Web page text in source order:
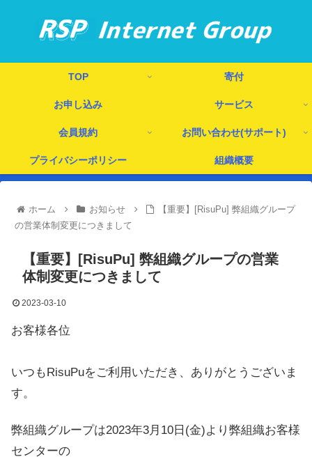
TOP 寄付
お申し込み サービス
会員規約 お問い合わせ(サポート)
プライバシーポリシー 組織概要
ホーム お知らせ
【重要】[RisuPu] 弊組織グループ
の営業体制変更につきまして
【重要】[RisuPu] 弊組織グループの営業
体制変更につきまして
2023-03-10
お客様各位
いつもRisuPuをご利用いただき、ありがとうございま
す。
弊組織グループは2023年3月10日(金)より弊組織お客様
センターの